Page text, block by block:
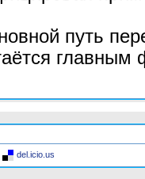
25.09.2018,
путь
главным
del.icio.us